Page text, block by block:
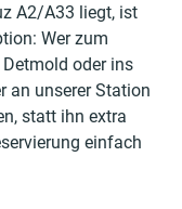
A2/A33 liegt, ist
Wer zum
oder ins
an unserer Station
statt ihn extra
einfach